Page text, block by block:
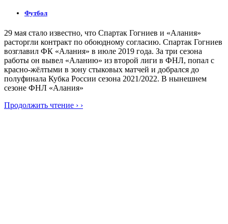
Футбол
29 мая стало известно, что Спартак Гогниев и «Алания»
расторгли контракт по обоюдному согласию. Спартак Гогниев
возглавил ФК «Алания» в июле 2019 года. За три сезона
работы он вывел «Аланию» из второй лиги в ФНЛ, попал с
красно-жёлтыми в зону стыковых матчей и добрался до
полуфинала Кубка России сезона 2021/2022. В нынешнем
сезоне ФНЛ «Алания»
Продолжить чтение › ›